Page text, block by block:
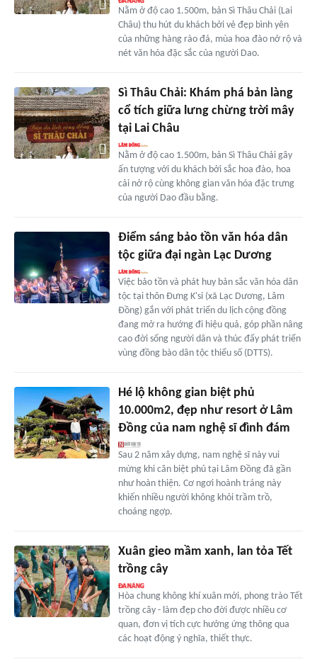
Nằm ở độ cao 1.500m, bản Sì Thâu Chải (Lai
Châu) thu hút du khách bởi vẻ đẹp bình yên
của những hàng rào đá, mùa hoa đào nở rộ và
nét văn hóa đặc sắc của người Dao.
Sì Thâu Chải: Khám phá bản làng
cổ tích giữa lưng chừng trời mây
tại Lai Châu
Nằm ở độ cao 1.500m, bản Sì Thâu Chải gây
ấn tượng với du khách bởi sắc hoa đào, hoa
cải nở rộ cùng không gian văn hóa đặc trưng
của người Dao đầu bằng.
Ðiểm sáng bảo tồn văn hóa dân
tộc giữa đại ngàn Lạc Dương
Việc bảo tồn và phát huy bản sắc văn hóa dân
tộc tại thôn Đưng K'si (xã Lạc Dương, Lâm
Đồng) gắn với phát triển du lịch cộng đồng
đang mở ra hướng đi hiệu quả, góp phần nâng
cao đời sống người dân và thúc đẩy phát triển
vùng đồng bào dân tộc thiểu số (DTTS).
Hé lộ không gian biệt phủ
10.000m2, đẹp như resort ở Lâm
Đồng của nam nghệ sĩ đình đám
Sau 2 năm xây dựng, nam nghệ sĩ này vui
mừng khi căn biệt phủ tại Lâm Đồng đã gần
như hoàn thiện. Cơ ngơi hoành tráng này
khiến nhiều người không khỏi trầm trồ,
choáng ngợp.
Xuân gieo mầm xanh, lan tỏa Tết
trồng cây
Hòa chung không khí xuân mới, phong trào Tết
trồng cây - làm đẹp cho đời được nhiều cơ
quan, đơn vị tích cực hưởng ứng thông qua
các hoạt động ý nghĩa, thiết thực.